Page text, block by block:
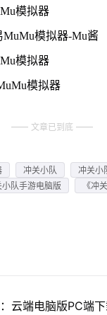
模拟器
模拟器-Mu酱
模拟器
模拟器
文章已到底
冲关小队
冲关小
小队手游电脑版 《冲
云端电脑版PC端